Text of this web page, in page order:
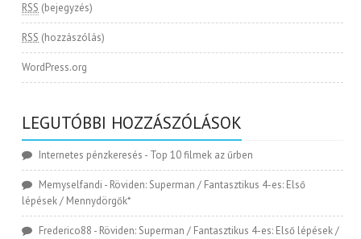
RSS (bejegyzés)
RSS (hozzászólás)
WordPress.org
LEGUTÓBBI HOZZÁSZÓLÁSOK
Internetes pénzkeresés - Top 10 filmek az űrben
Memyselfandi - Röviden: Superman / Fantasztikus 4-es: Első
lépések / Mennydörgők*
Frederico88 - Röviden: Superman / Fantasztikus 4-es: Első lépések /